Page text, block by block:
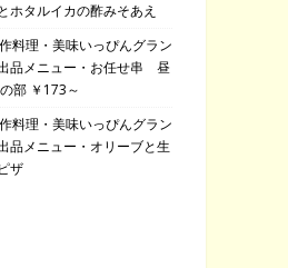
ホタルイカの酢みそあえ
料理・美味いっぴんグラン
品メニュー・お任せ串 昼
部 ￥173～
料理・美味いっぴんグラン
品メニュー・オリーブと生
ザ